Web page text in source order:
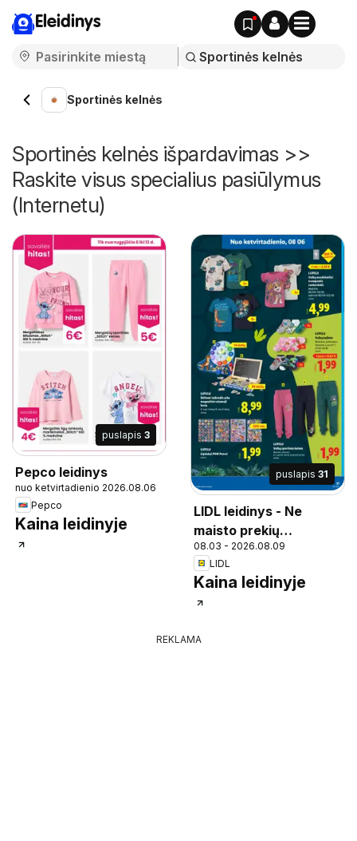
Eleidinys
Sportinės kelnės
Sportinės kelnės išpardavimas >>
Raskite visus specialius pasiūlymus
(Internetu)
puslapis 3
Pepco leidinys
nuo ketvirtadienio 2026.08.06
Pepco
Kaina leidinyje
puslapis 31
LIDL leidinys - Ne
maisto prekių
pasiūlymai
08.03 - 2026.08.09
LIDL
Kaina leidinyje
REKLAMA